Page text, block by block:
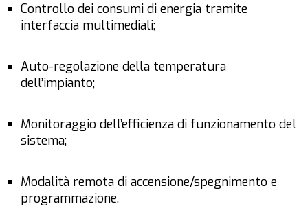
Controllo dei consumi di energia tramite
interfaccia multimediali;
Auto-regolazione della temperatura
dell’impianto;
Monitoraggio dell’efficienza di funzionamento del
sistema;
Modalità remota di accensione/spegnimento e
programmazione.